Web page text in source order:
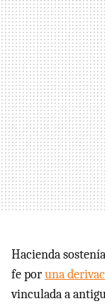
Hacienda
fe poruna
vinculada a